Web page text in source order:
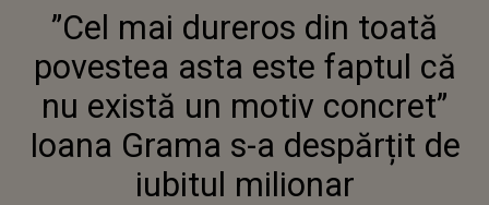
POVESTEA ASTA ESTE FAPTUL
CĂ NU EXISTĂ UN MOTIV
CONCRET” IOANA GRAMA S-A
DESPĂRȚIT DE IUBITUL
MILIONAR
”Cel mai dureros din toată
povestea asta este faptul că
nu există un motiv concret”
Ioana Grama s-a despărțit de
iubitul milionar